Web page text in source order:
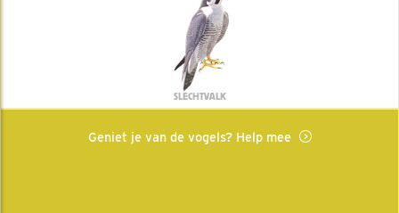
SLECHTVALK
Geniet je van de vogels? Help mee